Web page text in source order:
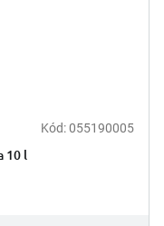
Kód:055190005
10 l